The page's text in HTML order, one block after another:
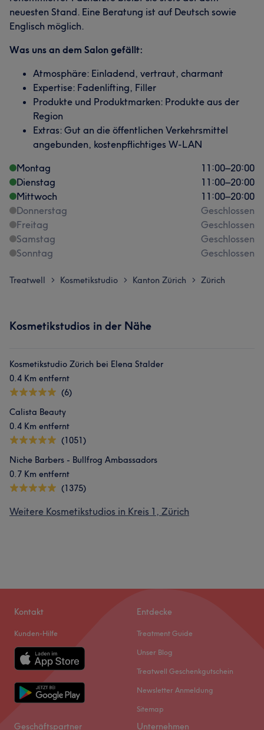
neuesten Stand. Eine Beratung ist auf Deutsch sowie
Englisch möglich.
Was uns an dem Salon gefällt:
Atmosphäre: Einladend, vertraut, charmant
Expertise: Fadenlifting, Filler
Produkte und Produktmarken: Produkte aus der
Region
Extras: Gut an die öffentlichen Verkehrsmittel
angebunden, kostenpflichtiges W-LAN
Montag
11:00–20:00
Dienstag
11:00–20:00
Mittwoch
11:00–20:00
Donnerstag
Geschlossen
Freitag
Geschlossen
Samstag
Geschlossen
Sonntag
Geschlossen
Treatwell > Kosmetikstudio > Kanton Zürich > Zürich
Kosmetikstudios in der Nähe
Kosmetikstudio Zürich bei Elena Stalder
0.4 Km entfernt
(6)
Calista Beauty
0.4 Km entfernt
(1051)
Niche Barbers - Bullfrog Ambassadors
0.7 Km entfernt
(1375)
Weitere Kosmetikstudios in Kreis 1, Zürich
Kontakt
Kunden-Hilfe
Entdecke
Treatment Guide
Unser Blog
Treatwell Geschenkgutschein
Newsletter Anmeldung
Sitemap
Geschäftspartner Unternehmen